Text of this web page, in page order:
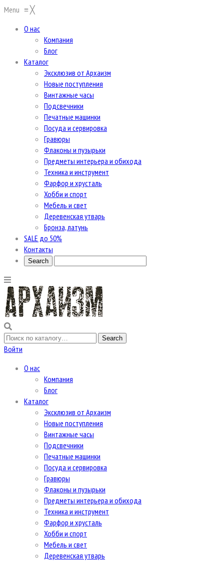
Menu ≡╳
О нас
Компания
Блог
Каталог
Эксклюзив от Архаизм
Новые поступления
Винтажные часы
Подсвечники
Печатные машинки
Посуда и сервировка
Гравюры
Флаконы и пузырьки
Предметы интерьера и обихода
Техника и инструмент
Фарфор и хрусталь
Хобби и спорт
Мебель и свет
Деревенская утварь
Бронза, латунь
SALE до 50%
Контакты
Войти
О нас
Компания
Блог
Каталог
Эксклюзив от Архаизм
Новые поступления
Винтажные часы
Подсвечники
Печатные машинки
Посуда и сервировка
Гравюры
Флаконы и пузырьки
Предметы интерьера и обихода
Техника и инструмент
Фарфор и хрусталь
Хобби и спорт
Мебель и свет
Деревенская утварь